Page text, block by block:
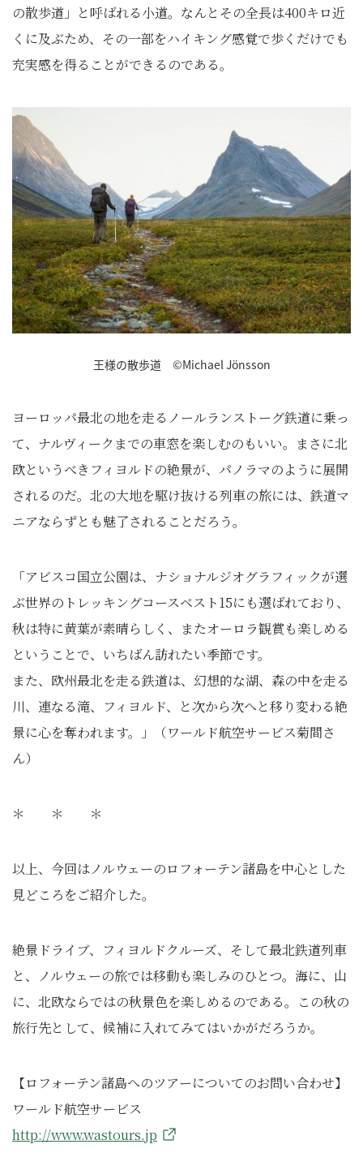
の散歩道」と呼ばれる小道。なんとその全長は400キロ近
くに及ぶため、その一部をハイキング感覚で歩くだけでも
充実感を得ることができるのである。
王様の散歩道 ©Michael Jönsson
ヨーロッパ最北の地を走るノールランストーグ鉄道に乗っ
て、ナルヴィークまでの車窓を楽しむのもいい。まさに北
欧というべきフィヨルドの絶景が、パノラマのように展開
されるのだ。北の大地を駆け抜ける列車の旅には、鉄道マ
ニアならずとも魅了されることだろう。
「アビスコ国立公園は、 ナショナルジオグラフィックが選
ぶ世界のトレッキングコースベス ト15にも選ばれており、
秋は特に黄葉が素晴らしく、 またオーロラ観賞も楽しめる
ということで、 いちばん訪れたい季節です。
また、欧州最北を走る鉄道は、幻想的な湖、森の中を走る
川、 連なる滝、フィヨルド、
と次から次へと移り変わる絶
景に心を奪われます。」（ワールド航空サービス菊間さ
ん）
＊ ＊ ＊
以上、今回はノルウェーのロフォーテン諸島を中心とした
見どころをご紹介した。
絶景ドライブ、フィヨルドクルーズ、そして最北鉄道列車
と、ノルウェーの旅では移動も楽しみのひとつ。海に、山
に、北欧ならではの秋景色を楽しめるのである。この秋の
旅行先として、候補に入れてみてはいかがだろうか。
【ロフォーテン諸島へのツアーについてのお問い合わせ】
ワールド航空サービス
http://www.wastours.jp